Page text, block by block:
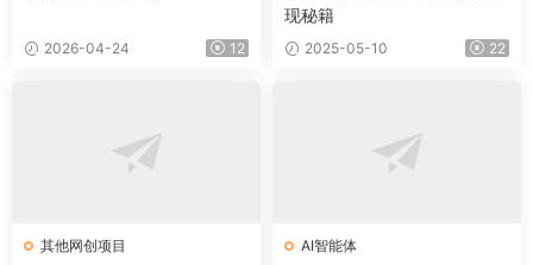
2026-04-24 12
现秘籍
2025-05-10 22
其他网创项目 AI智能体